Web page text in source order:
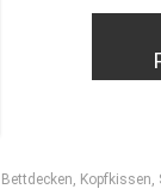
Kopfkissen,